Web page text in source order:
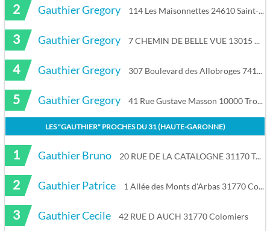
2 Gauthier Gregory 114 Les Maisonnettes 24610 Saint-Martin-de-Gurson
3 Gauthier Gregory 7 CHEMIN DE BELLE VUE 13015 Marseille
4 Gauthier Gregory 307 Boulevard des Allobroges 74130 Bonneville
5 Gauthier Gregory 41 Rue Gustave Masson 10000 Troyes
LES "GAUTHIER" PROCHES DU31 (HAUTE-GARONNE)
1 Gauthier Bruno 20 RUE DE LA CATALOGNE 31170 Tournefeuille
2 Gauthier Patrice 1 Allée des Monts d'Arbas 31770 Colomiers
3 Gauthier Cecile 42 RUE D AUCH 31770 Colomiers